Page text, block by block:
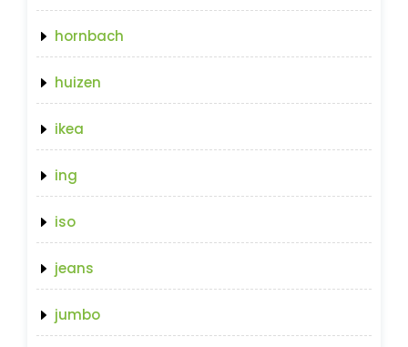
hornbach
huizen
ikea
ing
iso
jeans
jumbo